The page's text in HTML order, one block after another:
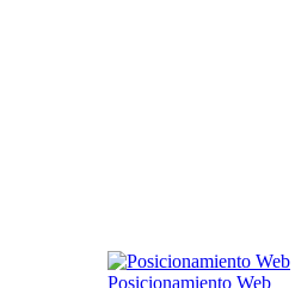
Posicionamiento Web